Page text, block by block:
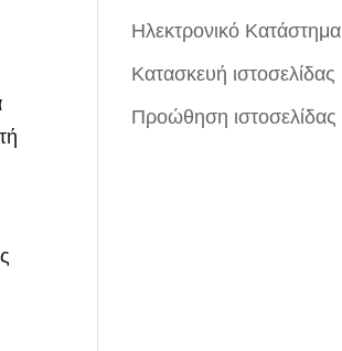
Ηλεκτρονικό Κατάστημα
Κατασκευή ιστοσελίδας
Προώθηση ιστοσελίδας